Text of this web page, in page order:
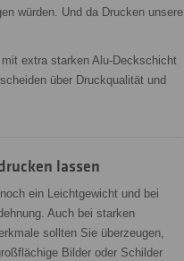
würden. Und da Drucken unsere
extra starken Alu-Deckschicht
über Druckqualität und
lassen
ein Leichtgewicht und bei
Auch bei starken
sollten Sie überzeugen,
Bilder oder Schilder